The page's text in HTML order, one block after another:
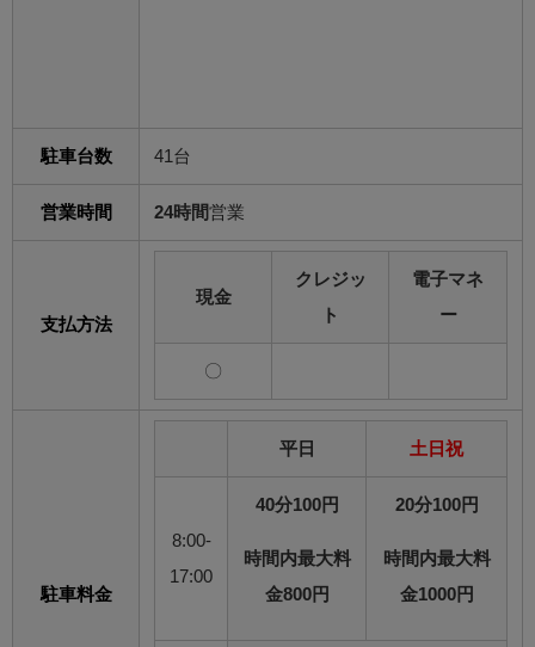
駐車台数 41台
営業時間 24時間営業
支払方法
現金
クレジッ
ト
電子マネ
ー
〇
駐車料金
平日 土日祝
8:00-
17:00
40分100円
時間内最大料
金800円
20分100円
時間内最大料
金1000円